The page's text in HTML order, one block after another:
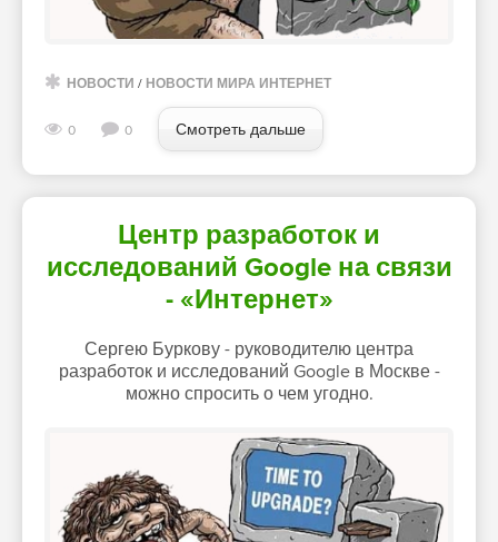
НОВОСТИ / НОВОСТИ МИРА ИНТЕРНЕТ
0 0 Смотреть дальше
Центр разработок и
исследований Google на связи
- «Интернет»
Сергею Буркову - руководителю центра
разработок и исследований Google в Москве -
можно спросить о чем угодно.